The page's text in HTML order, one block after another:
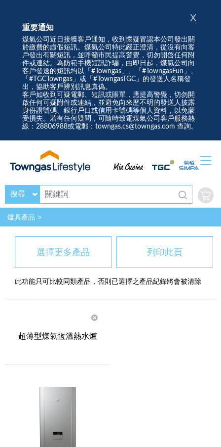
重要通知
煤氣公司近日接獲客戶通知，收到懷疑冒認本公司發出關
於繳費的虛假短訊。煤氣公司特此嚴正澄清，從沒有向客
戶發出有關短訊，並呼籲市民提高警覺，切勿開啓任何附
件或連結。為防範手機短訊詐騙，由即日起，煤氣公司向
客戶發送的短訊均以「#Towngas」、「#TowngasFun」、
「#TGCTowngas」或「#TowngasTGC」的發送人名稱發
出，協助客戶辨別訊息真偽。
客戶如收到可疑電郵、短訊或賬單，應提高警覺，切勿開
啟任何可疑附件或連結，並避免向來歷不明的發送人披露
身份證號碼、銀行戶口或信用卡號碼等個人資料，以免蒙
受損失。若有任何疑問，可隨時致電煤氣公司客戶服務熱
線：28806988或電郵：towngas.cs@towngas.com 查詢。
X
搜尋
爐具產品
選擇更多產品 列印此頁
此功能只可比較同類產品，否則已選擇之產品紀錄將會被清除
超薄型煤氣恆溫熱水爐